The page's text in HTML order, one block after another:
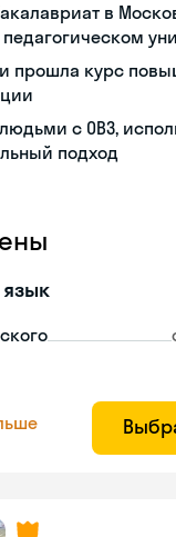
в
и прошла курс
с ОВЗ,
подход